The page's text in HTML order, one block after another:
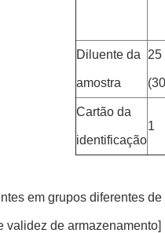
Diluente da
amostra
25
Cartão da
identificação
1
em grupos diferentes
validez de armazenamento]